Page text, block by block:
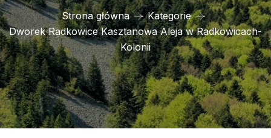
Strona główna
Kategorie
Dworek Radkowice Kasztanowa Aleja w Radkowicach-
Kolonii